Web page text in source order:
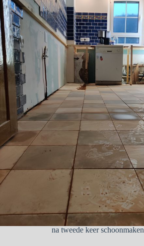
na tweede keer schoonmaken